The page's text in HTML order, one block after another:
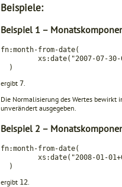
Beispiele:
Beispiel 1 –
fn:month-from-date(
xs:date("2007-07-30-
)
ergibt 7.
Die Normalisierung des Wertes bewirkt
unverändert ausgegeben.
Beispiel 2 –
fn:month-from-date(
xs:date("2008-01-
)
ergibt 12